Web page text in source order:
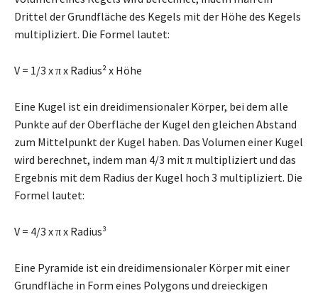
Drittel der Grundfläche des Kegels mit der Höhe des Kegels
multipliziert. Die Formel lautet:
V = 1/3 x π x Radius² x Höhe
Eine Kugel ist ein dreidimensionaler Körper, bei dem alle
Punkte auf der Oberfläche der Kugel den gleichen Abstand
zum Mittelpunkt der Kugel haben. Das Volumen einer Kugel
wird berechnet, indem man 4/3 mit π multipliziert und das
Ergebnis mit dem Radius der Kugel hoch 3 multipliziert. Die
Formel lautet:
V = 4/3 x π x Radius³
Eine Pyramide ist ein dreidimensionaler Körper mit einer
Grundfläche in Form eines Polygons und dreieckigen